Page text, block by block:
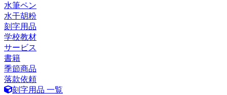
水筆ペン
水干胡粉
刻字用品
学校教材
サービス
書籍
季節商品
落款依頼
刻字用品 一覧